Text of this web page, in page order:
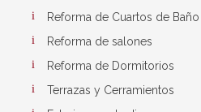
Reforma de Cuartos de Baño
Reforma de salones
Reforma de Dormitorios
Terrazas y Cerramientos